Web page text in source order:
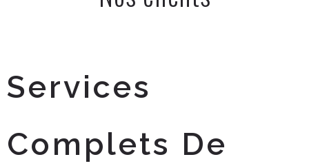
Services
Complets De